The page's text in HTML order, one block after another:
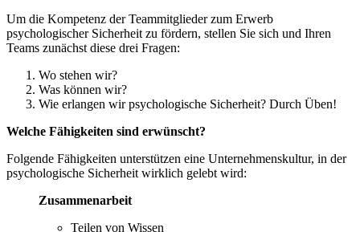
Um die Kompetenz der Teammitglieder zum Erwerb
psychologischer Sicherheit zu fördern, stellen Sie sich und Ihren
Teams zunächst diese drei Fragen:
Wo stehen wir?
Was können wir?
Wie erlangen wir psychologische Sicherheit? Durch Üben!
Welche Fähigkeiten sind erwünscht?
Folgende Fähigkeiten unterstützen eine Unternehmenskultur, in der
psychologische Sicherheit wirklich gelebt wird:
Zusammenarbeit
Teilen von Wissen